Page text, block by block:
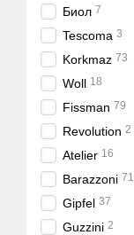
Биол 7
Tescoma 3
Korkmaz 73
Woll 18
Fissman 79
Revolution 2
Atelier 16
Barazzoni 71
Gipfel 37
Guzzini 2